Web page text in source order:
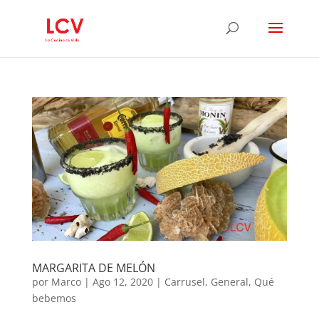
MARGARITA DE MELÓN
por Marco| Ago 12, 2020| Carrusel, General, Qué
bebemos